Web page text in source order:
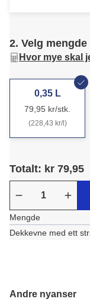
2. Velg mengde
Hvor mye skal
0,35 L
79,95 kr/stk.
(228,43 kr/l)
Totalt: kr 79,95
Mengde
Dekkevne med ett
Andre nyanser